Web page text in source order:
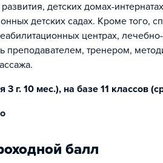
детских домах-
детских садах. Кроме того,
центрах,
преподавателем, тренером,
г. 10 мес.), на базе 11 классов
балл